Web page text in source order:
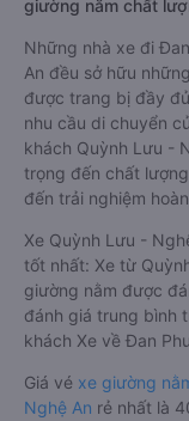
giường nằm chất
Những nhà xe đi
An đều sở hữu
được trang bị đầy
nhu cầu di chuyển
khách Quỳnh Lưu -
trọng đến chất
đến trải nghiệm
Xe Quỳnh Lưu -
tốt nhất: Xe từ
giường nằm được
đánh giá trung bình
khách Xe về Đan
Giá vé xe giường
Nghệ An rẻ nhất là